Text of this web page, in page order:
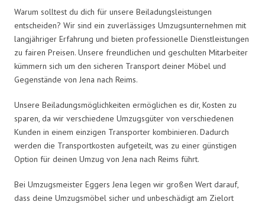
Warum solltest du dich für unsere Beiladungsleistungen
entscheiden? Wir sind ein zuverlässiges Umzugsunternehmen mit
langjähriger Erfahrung und bieten professionelle Dienstleistungen
zu fairen Preisen. Unsere freundlichen und geschulten Mitarbeiter
kümmern sich um den sicheren Transport deiner Möbel und
Gegenstände von Jena nach Reims.
Unsere Beiladungsmöglichkeiten ermöglichen es dir, Kosten zu
sparen, da wir verschiedene Umzugsgüter von verschiedenen
Kunden in einem einzigen Transporter kombinieren. Dadurch
werden die Transportkosten aufgeteilt, was zu einer günstigen
Option für deinen Umzug von Jena nach Reims führt.
Bei Umzugsmeister Eggers Jena legen wir großen Wert darauf,
dass deine Umzugsmöbel sicher und unbeschädigt am Zielort